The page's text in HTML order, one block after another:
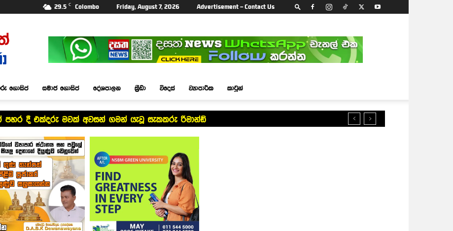
29.5 C Colombo Friday, August 7, 2026 Advertisement – Contact Us
ගොසිප් සමාජ ගොසිප් දේශපාලන ක්‍රීඩා විදෙස් ව්‍යාපාරික කාටූන්
පහර දී එක්දරු මවක් අවසන් ගමන් යැවූ සැකකරු රිමාන්ඩ්